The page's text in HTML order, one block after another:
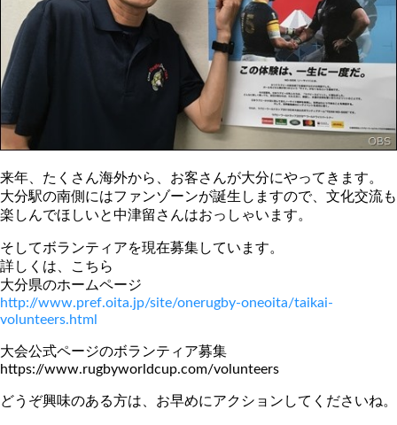
来年、たくさん海外から、お客さんが大分にやってきます。
大分駅の南側にはファンゾーンが誕生しますので、文化交流も
楽しんでほしいと中津留さんはおっしゃいます。
そしてボランティアを現在募集しています。
詳しくは、こちら
大分県のホームページ
http://www.pref.oita.jp/site/onerugby-oneoita/taikai-
volunteers.html
大会公式ページのボランティア募集
https://www.rugbyworldcup.com/volunteers
どうぞ興味のある方は、お早めにアクションしてくださいね。